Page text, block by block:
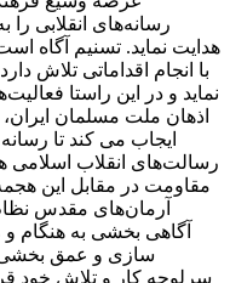
رسانه‌های انقلابی
هدایت نماید. تسنیم آگاه
با انجام اقداماتی تلاش
نماید و در این راستا
اذهان ملت مسلمان
ایجاب می کند تا
رسالت‌های انقلاب اسلامی
مقاومت در مقابل این
آرمان‌های مقدس
آگاهی بخشی به هنگام
سازی و عمق بخشی
سرلوحه کار و تلاش خود